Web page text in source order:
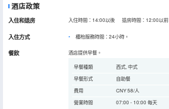
酒店政策
入住和退房 入住時間：14:00以後 退房時間：12:00以前
入住方式 櫃枱服務時間：24小時。
餐飲 酒店提供早餐。
早餐種類
西式, 中式
早餐形式
自助餐
費用
CNY 58/人
營業時間
07:00 - 10:00 每天